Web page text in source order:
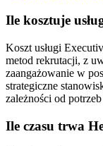
Ile kosztuje
Koszt usługi
metod rekrutacji, z
zaangażowanie w
strategiczne
zależności od
Ile czasu trwa